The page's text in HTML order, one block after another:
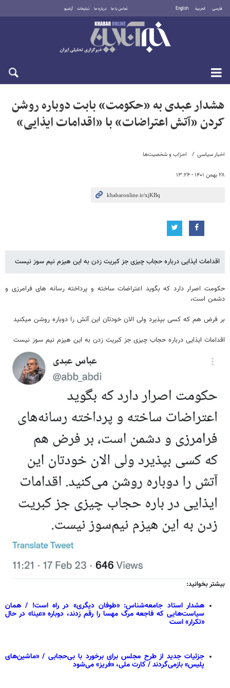
فارسی العربية English تماس با ما درباره ما تبلیغات آرشیو
جمعه ۱۶ مرداد ۱۴۰۵
اخبار سیاسی احزاب و شخصیت‌ها
۲۸ بهمن ۱۴۰۱ - ۱۳:۲۴
هشدار عبدی به «حکومت» بابت دوباره روشن
کردن «آتش اعتراضات» با «اقدامات ایذایی»
اقدامات ایذایی درباره حجاب چیزی جز کبریت زدن به این هیزم نیم سوز نیست
حکومت اصرار دارد که بگوید اعتراضات ساخته و پرداخته رسانه های فرامرزی و
دشمن است،
بر فرض هم که کسی بپذیرد ولی الان خودتان این آتش را دوباره روشن میکنید
اقدامات ایذایی درباره حجاب چیزی جز کبریت زدن به این هیزم نیم سوز نیست
بیشتر بخوانید:
هشدار استاد جامعه‌شناس: «طوفان دیگری» در راه است! / همان
سیاست‌هایی که فاجعه مرگ مهسا را رقم زدند، دوباره «عینا» در حال
«تکرار» است
جزئیات جدید از طرح مجلس برای برخورد با بی‌حجابی / «ماشین‌های
پلیس» بازمی‌گردند / کارت ملی، «فریز» می‌شود